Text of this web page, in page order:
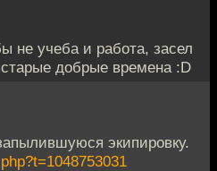
не учеба и работа, засел
добрые времена :D
экипировку.